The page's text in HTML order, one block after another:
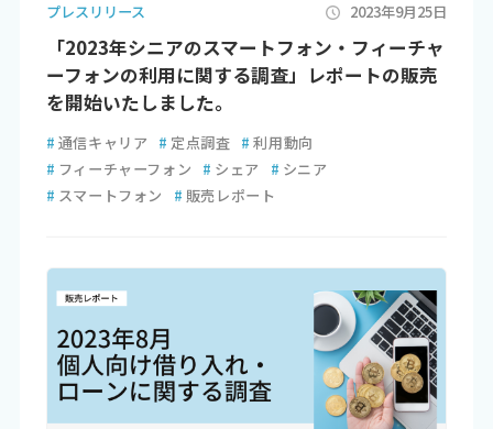
プレスリリース 2023年9月25日
「2023年シニアのスマートフォン・フィーチャ
ーフォンの利用に関する調査」レポートの販売
を開始いたしました。
# 通信キャリア # 定点調査 # 利用動向
# フィーチャーフォン # シェア # シニア
# スマートフォン # 販売レポート